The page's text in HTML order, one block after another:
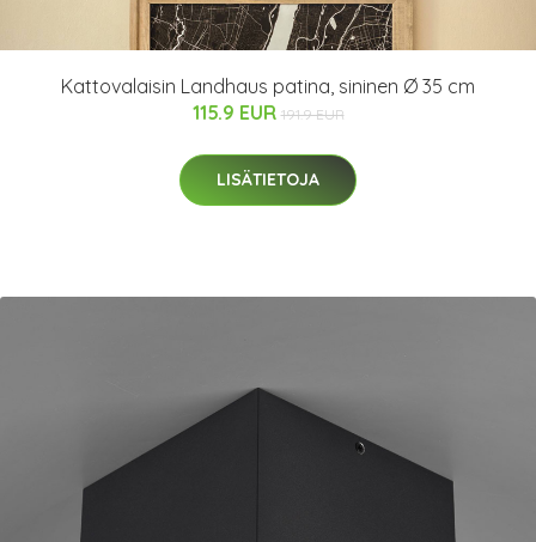
Kattovalaisin Landhaus patina, sininen Ø 35 cm
115.9 EUR 191.9 EUR
LISÄTIETOJA